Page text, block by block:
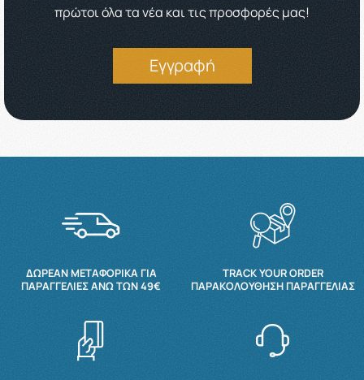
πρώτοι όλα τα νέα και τις προσφορές μας!
Εγγραφή
ΔΩΡΕΆΝ ΜΕΤΑΦΟΡΙΚΆ ΓΙΑ
ΠΑΡΑΓΓΕΛΊΕΣ ΆΝΩ ΤΩΝ 49€
TRACK YOUR ORDER
ΠΑΡΑΚΟΛΟΎΘΗΣΗ ΠΑΡΑΓΓΕΛΊΑΣ